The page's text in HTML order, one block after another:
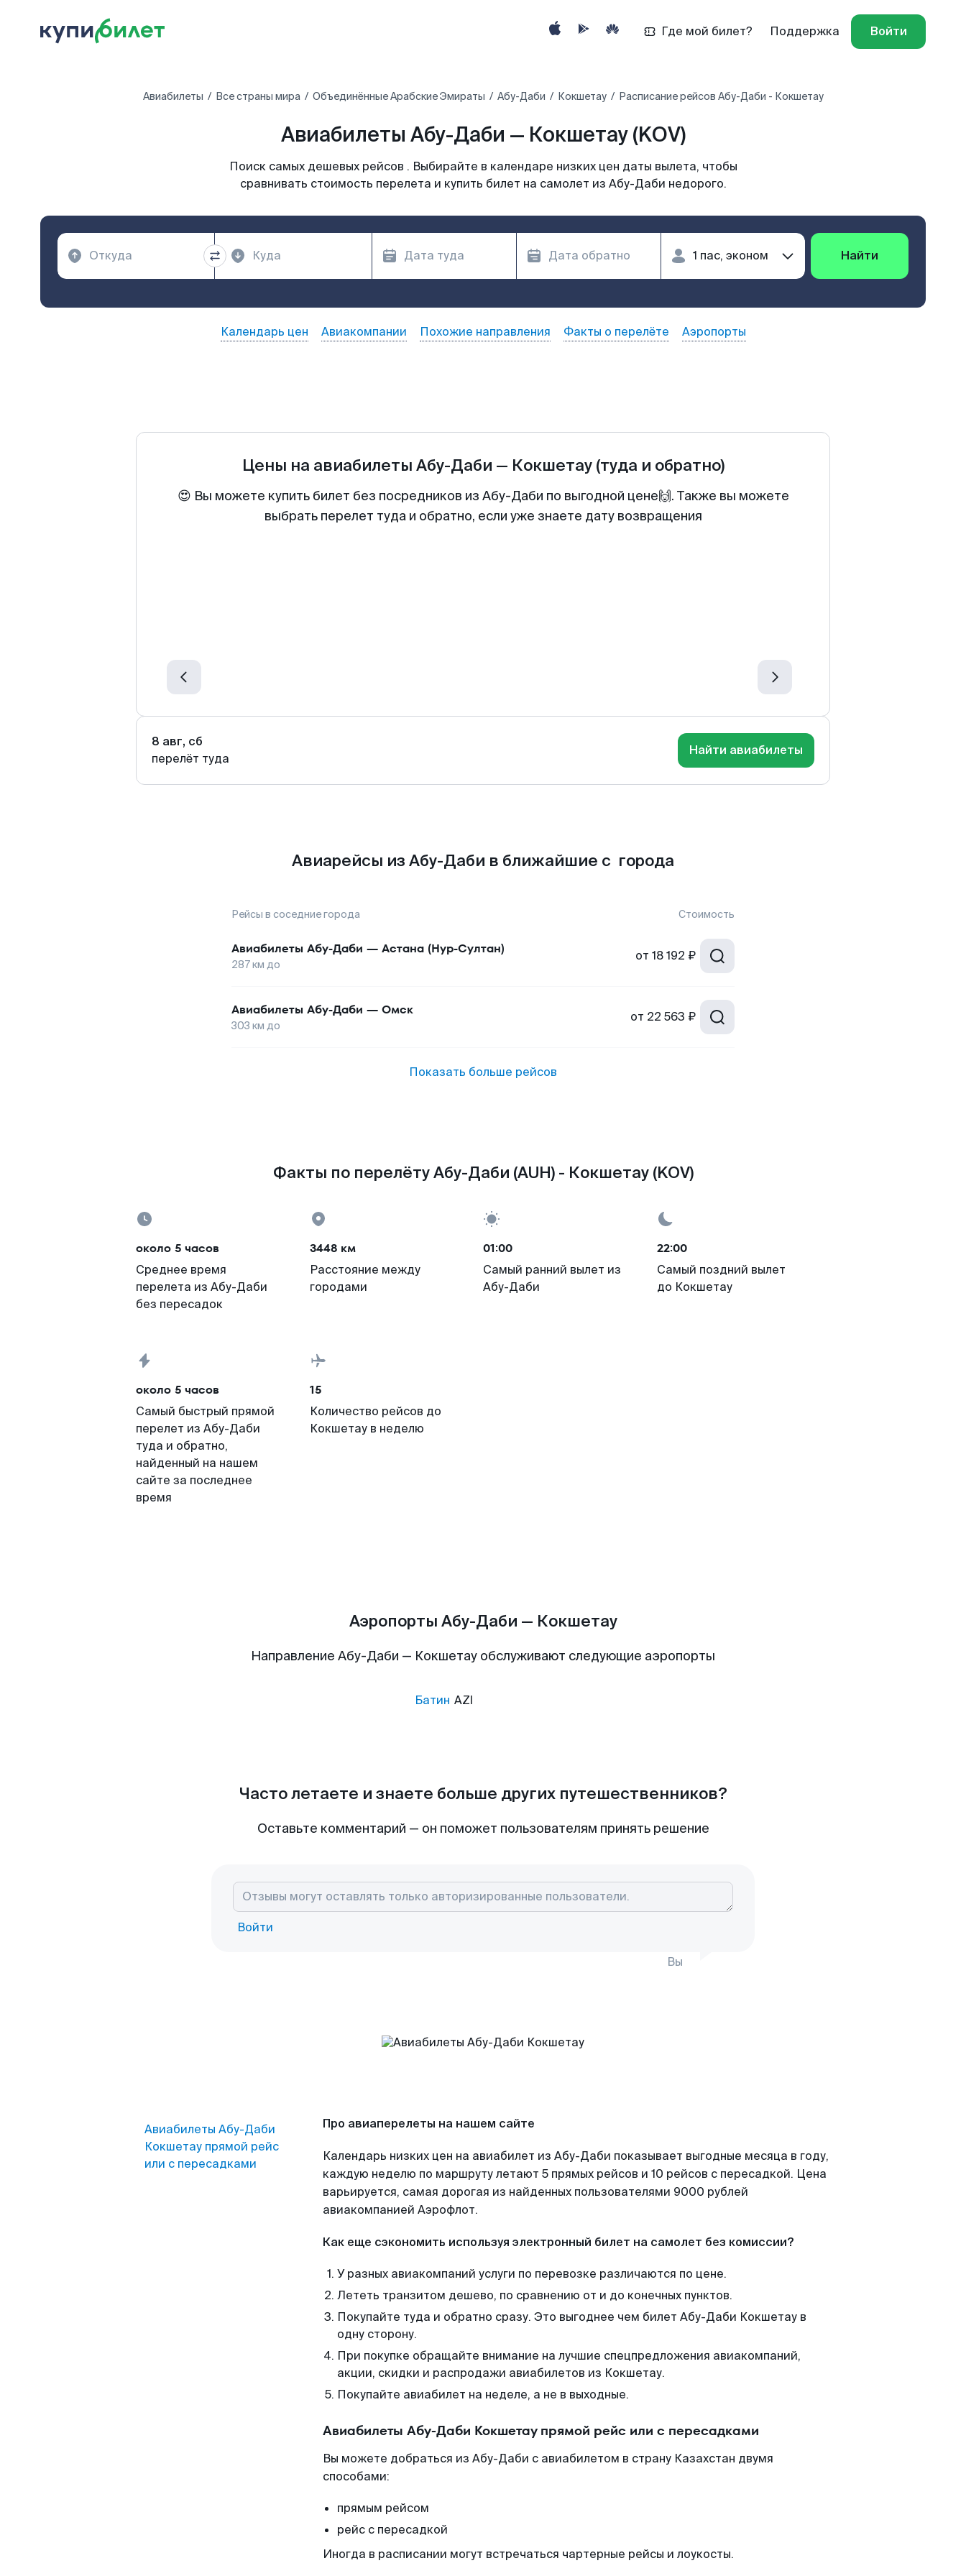
Где мой билет? Поддержка Войти
Авиабилеты Все страны мира Объединённые Арабские Эмираты Абу-Даби Кокшетау Расписание рейсов Абу-Даби - Кокшетау
Авиабилеты Абу-Даби — Кокшетау (KOV)
Поиск самых дешевых рейсов . Выбирайте в календаре низких цен даты вылета, чтобы
сравнивать стоимость перелета и купить билет на самолет из Абу-Даби недорого.
Найти
Календарь цен Авиакомпании Похожие направления Факты о перелёте Аэропорты
Цены на авиабилеты Абу-Даби — Кокшетау (туда и обратно)
😍 Вы можете купить билет без посредников из Абу-Даби по выгодной цене🙌. Также вы можете
выбрать перелет туда и обратно, если уже знаете дату возвращения
8 авг, сб
перелёт туда
Найти авиабилеты
Авиарейсы из Абу-Даби в ближайшие с города
Рейсы в соседние города Стоимость
Авиабилеты Абу-Даби — Астана (Нур-Султан)
287км до
от 18 192 ₽
Авиабилеты Абу-Даби — Омск
303 км до
от 22 563 ₽
Показать больше рейсов
Факты по перелёту Абу-Даби (AUH) - Кокшетау (KOV)
около 5 часов
Среднее время
перелета из Абу-Даби
без пересадок
3448 км
Расстояние между
городами
01:00
Самый ранний вылет из
Абу-Даби
22:00
Самый поздний вылет
до Кокшетау
около 5 часов
Самый быстрый прямой
перелет из Абу-Даби
туда и обратно,
найденный на нашем
сайте за последнее
время
15
Количество рейсов до
Кокшетау в неделю
Аэропорты Абу-Даби — Кокшетау
Направление Абу-Даби — Кокшетау обслуживают следующие аэропорты
Батин AZI
Часто летаете и знаете больше других путешественников?
Оставьте комментарий — он поможет пользователям принять решение
Войти
Вы
Авиабилеты Абу-Даби
Кокшетау прямой рейс
или с пересадками
Про авиаперелеты на нашем сайте
Календарь низких цен на авиабилет из Абу-Даби показывает выгодные месяца в году,
каждую неделю по маршруту летают 5 прямых рейсов и 10 рейсов с пересадкой. Цена
варьируется, самая дорогая из найденных пользователями 9000 рублей
авиакомпанией Аэрофлот.
Как еще сэкономить используя электронный билет на самолет без комиссии?
У разных авиакомпаний услуги по перевозке различаются по цене.
Лететь транзитом дешево, по сравнению от и до конечных пунктов.
Покупайте туда и обратно сразу. Это выгоднее чем билет Абу-Даби Кокшетау в
одну сторону.
При покупке обращайте внимание на лучшие спецпредложения авиакомпаний,
акции, скидки и распродажи авиабилетов из Кокшетау.
Покупайте авиабилет на неделе, а не в выходные.
Авиабилеты Абу-Даби Кокшетау прямой рейс или с пересадками
Вы можете добраться из Абу-Даби с авиабилетом в страну Казахстан двумя
способами:
прямым рейсом
рейс с пересадкой
Иногда в расписании могут встречаться чартерные рейсы и лоукосты.